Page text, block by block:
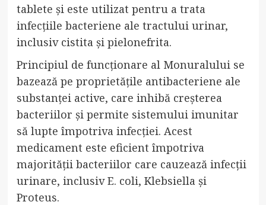
tablete și este utilizat pentru a trata
infecțiile bacteriene ale tractului urinar,
inclusiv cistita și pielonefrita.
Principiul de funcționare al Monuralului se
bazează pe proprietățile antibacteriene ale
substanței active, care inhibă creșterea
bacteriilor și permite sistemului imunitar
să lupte împotriva infecției. Acest
medicament este eficient împotriva
majorității bacteriilor care cauzează infecții
urinare, inclusiv E. coli, Klebsiella și
Proteus.